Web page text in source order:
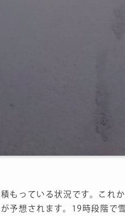
もっている状況です。これ
予想されます。19時段階で